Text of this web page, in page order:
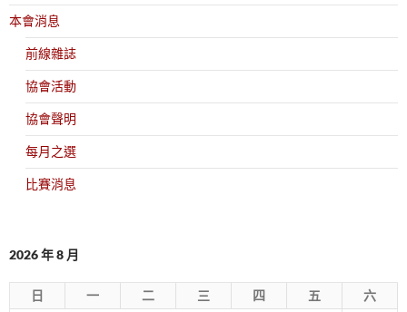
本會消息
前線雜誌
協會活動
協會聲明
每月之選
比賽消息
2026 年 8 月
日 一 二 三 四 五 六